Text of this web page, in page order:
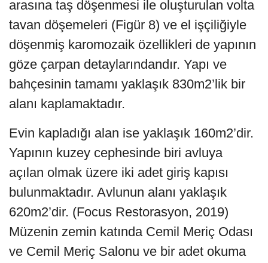
arasına taş döşenmesi ile oluşturulan volta
tavan döşemeleri (Figür 8) ve el işçiliğiyle
döşenmiş karomozaik özellikleri de yapının
göze çarpan detaylarındandır. Yapı ve
bahçesinin tamamı yaklaşık 830m2’lik bir
alanı kaplamaktadır.
Evin kapladığı alan ise yaklaşık 160m2’dir.
Yapının kuzey cephesinde biri avluya
açılan olmak üzere iki adet giriş kapısı
bulunmaktadır. Avlunun alanı yaklaşık
620m2’dir. (Focus Restorasyon, 2019)
Müzenin zemin katında Cemil Meriç Odası
ve Cemil Meriç Salonu ve bir adet okuma